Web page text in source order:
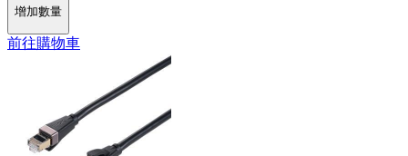
增加數量
前往購物車